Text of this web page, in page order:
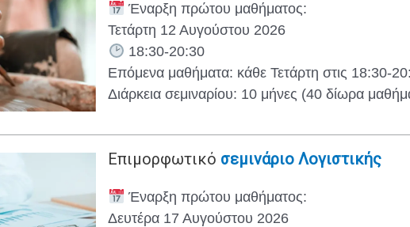
Έναρξη πρώτου μαθήματος:
Τετάρτη 12 Αυγούστου 2026
18:30-20:30
Επόμενα μαθήματα: κάθε Τετάρτη στις 18:30-
Διάρκεια σεμιναρίου: 10 μήνες (40 δίωρα
Επιμορφωτικό σεμινάριο Λογιστικής
Έναρξη πρώτου μαθήματος:
Δευτέρα 17 Αυγούστου 2026